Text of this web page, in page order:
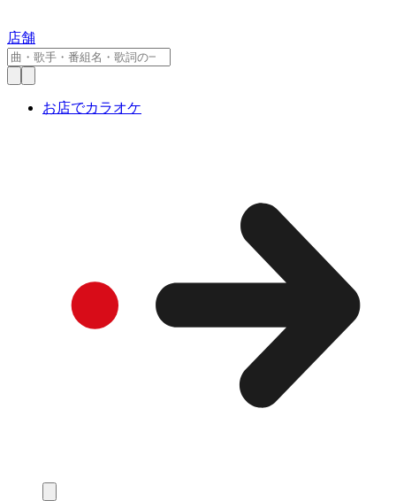
店舗
お店でカラオケ